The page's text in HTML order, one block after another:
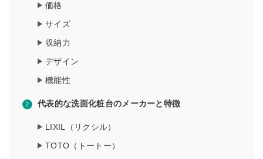
価格
サイズ
収納力
デザイン
機能性
代表的な洗面化粧台のメーカーと特徴
LIXIL（リクシル）
TOTO（トートー）